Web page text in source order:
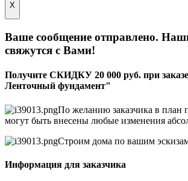
X
Ваше сообщение отправлено.
свяжутся с Вами!
Получите СКИДКУ 20 000 руб. при
Ленточный фундамент"
По желанию заказчика в план
могут быть внесены любые изменения
Строим дома по вашим
Информация для заказчика